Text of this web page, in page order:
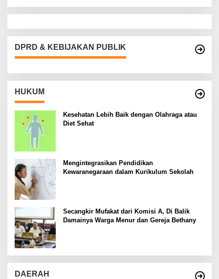
DPRD & KEBIJAKAN PUBLIK
HUKUM
Kesehatan Lebih Baik dengan Olahraga atau
Diet Sehat
Mengintegrasikan Pendidikan
Kewaranegaraan dalam Kurikulum Sekolah
Secangkir Mufakat dari Komisi A, Di Balik
Damainya Warga Menur dan Gereja Bethany
DAERAH